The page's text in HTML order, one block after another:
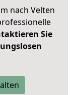
nach Velten
Sie